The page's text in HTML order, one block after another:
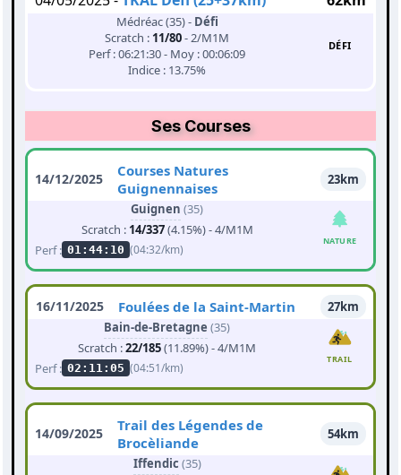
Médréac (35) - Défi
Scratch : 11/80- 2/M1M
Perf : 06:21:30 - Moy : 00:06:09
Indice : 13.75%
DÉFI
Ses Courses
14/12/2025
Courses Natures
Guignennaises
23km
Guignen (35)
Scratch : 14/337(4.15%) - 4/M1M
Perf : 01:44:10 (04:32/km)
NATURE
16/11/2025 Foulées de la Saint-Martin
27km
Bain-de-Bretagne (35)
Scratch :22/185(11.89%) - 4/M1M
Perf : 02:11:05 (04:51/km)
TRAIL
14/09/2025
Trail des Légendes de
Brocèliande
54km
Iffendic (35)